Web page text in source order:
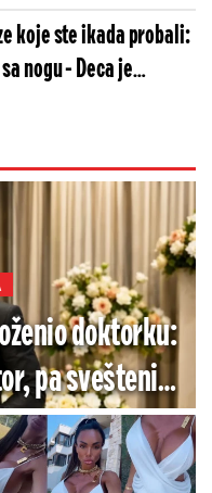
koje ste ikada probali:
nogu - Deca je
doktorku:
pa sveštenik,
stao na ludi